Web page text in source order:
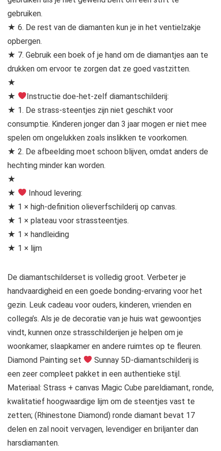
gebruiken.
★ 6. De rest van de diamanten kun je in het ventielzakje
opbergen.
★ 7. Gebruik een boek of je hand om de diamantjes aan te
drukken om ervoor te zorgen dat ze goed vastzitten.
★
★
Instructie doe-het-zelf diamantschilderij:
★ 1. De strass-steentjes zijn niet geschikt voor
consumptie. Kinderen jonger dan 3 jaar mogen er niet mee
spelen om ongelukken zoals inslikken te voorkomen.
★ 2. De afbeelding moet schoon blijven, omdat anders de
hechting minder kan worden.
★
★
Inhoud levering:
★ 1 × high-definition olieverfschilderij op canvas.
★ 1 × plateau voor strassteentjes.
★ 1 × handleiding
★ 1 × lijm
De diamantschilderset is volledig groot. Verbeter je
handvaardigheid en een goede bonding-ervaring voor het
gezin. Leuk cadeau voor ouders, kinderen, vrienden en
collega’s. Als je de decoratie van je huis wat gewoontjes
vindt, kunnen onze strasschilderijen je helpen om je
woonkamer, slaapkamer en andere ruimtes op te fleuren.
Diamond Painting set
Sunnay 5D-diamantschilderij is
een zeer compleet pakket in een authentieke stijl.
Materiaal: Strass + canvas Magic Cube pareldiamant, ronde,
kwalitatief hoogwaardige lijm om de steentjes vast te
zetten; (Rhinestone Diamond) ronde diamant bevat 17
delen en zal nooit vervagen, levendiger en briljanter dan
harsdiamanten.